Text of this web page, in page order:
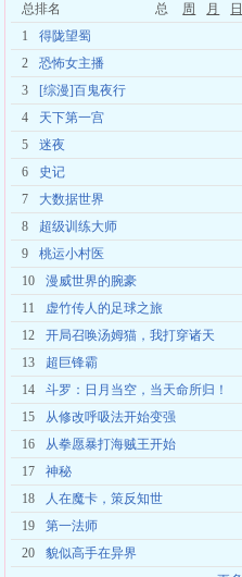
总排名 总 周 月
日
1
得陇望蜀
2
恐怖女主播
3
[综漫]百鬼夜行
4
天下第一宫
5
迷夜
6
史记
7
大数据世界
8
超级训练大师
9
桃运小村医
10
漫威世界的腕豪
11
虚竹传人的足球之旅
12
开局召唤汤姆猫，我打穿诸天
13
超巨锋霸
14
斗罗：日月当空，当天命所归！
15
从修改呼吸法开始变强
16
从拳愿暴打海贼王开始
17
神秘
18
人在魔卡，策反知世
19
第一法师
20
貌似高手在异界